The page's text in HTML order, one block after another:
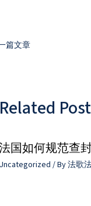
篇文章
国如何规范查
/ By法歌